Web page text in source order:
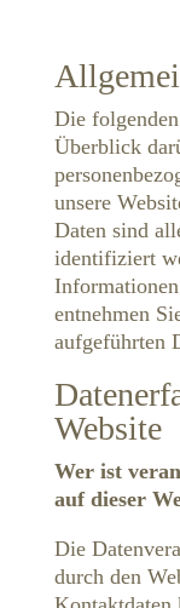
Die
Überblick
unsere
Daten sind
identifiziert
entnehmen
aufgeführten
Website
Wer ist
auf dieser
Die
durch den